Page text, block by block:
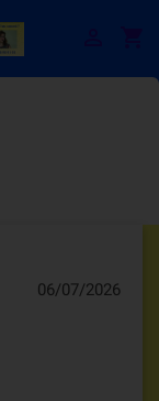
06/07/2026